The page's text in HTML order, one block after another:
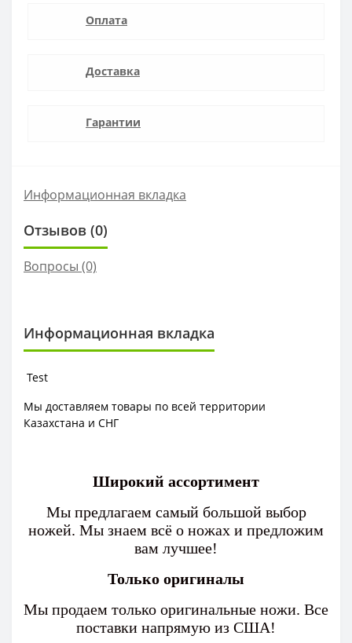
Оплата
Доставка
Гарантии
Информационная вкладка
Отзывов (0)
Вопросы (0)
Информационная вкладка
Test
Мы доставляем товары по всей территории
Казахстана и СНГ
Широкий ассортимент
Мы предлагаем самый большой выбор
ножей. Мы знаем всё о ножах и предложим
вам лучшее!
Только оригиналы
Мы продаем только оригинальные ножи. Все
поставки напрямую из США!